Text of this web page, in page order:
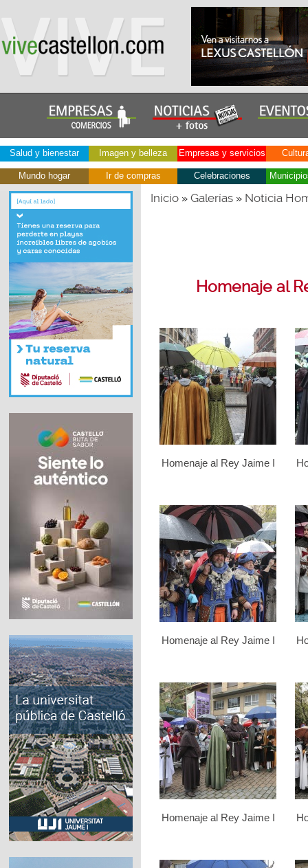
Salud y bienestar Imagen y belleza Empresas y servicios
Mundo hogar Ir de compras Celebraciones
Inicio» Galerías» Noticia
Homenaje al
Homenaje al Rey Jaime I
Homenaje al Rey Jaime I
Homenaje al Rey Jaime I